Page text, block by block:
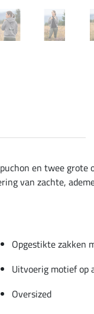
en twee
van zachte,
Opgestikte zakken
Uitvoerig motief op
Oversized